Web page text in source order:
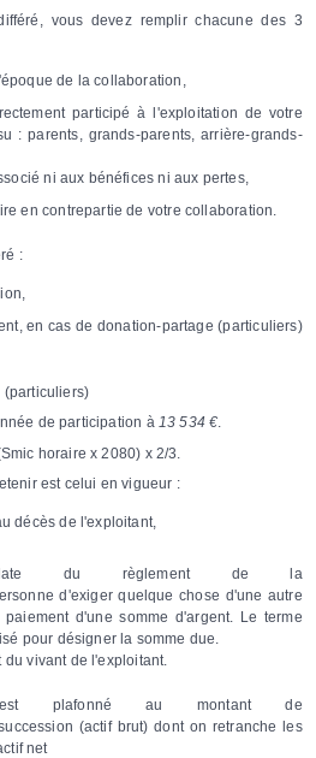
vous devez remplir chacune des 3
de la collaboration,
participé à l'exploitation de votre
: parents, grands-parents, arrière-grands-
ni aux bénéfices ni aux pertes,
en contrepartie de votre collaboration.
:
en cas de donation-partage (particuliers)
(particuliers)
de participation à 13 534 €.
horaire x 2080) x 2/3.
est celui en vigueur :
décès de l'exploitant,
du règlement de la
d'exiger quelque chose d'une autre
d'une somme d'argent. Le terme
pour désigner la somme due.
vivant de l'exploitant.
plafonné au montant de
(actif brut) dont on retranche les
net